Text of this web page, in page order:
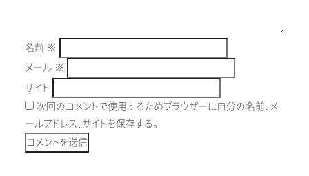
名前 ※
メール ※
サイト
次回のコメントで使用するためブラウザーに自分の名前、メ
ールアドレス、サイトを保存する。